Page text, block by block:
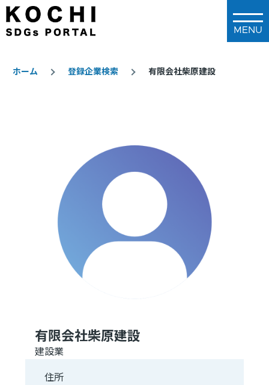
メインコンテンツに移動
ホーム 登録企業検索 有限会社柴原建設
有限会社柴原建設
建設業
住所